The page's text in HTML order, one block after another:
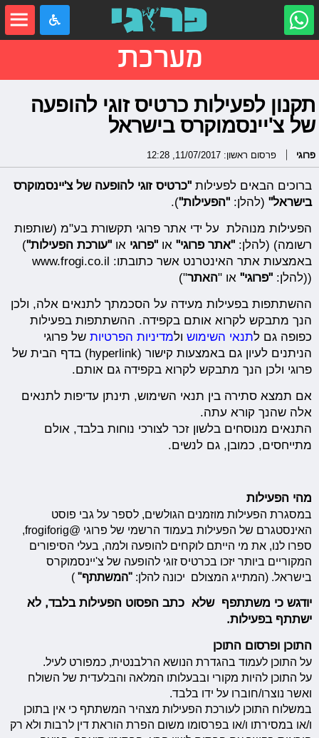
מערכת
תקנון לפעילות כרטיס זוגי להופעה
של צ'יינסמוקרס בישראל
פרוגי פרסום ראשון: 11/07/2017, 12:28
ברוכים הבאים לפעילות"כרטיס זוגי להופעה של צ'יינסמוקרס
בישראל" (להלן:"הפעילות").
הפעילות מנוהלת על ידי אתר פרוגי תקשורת בע"מ (שותפות
רשומה) (להלן:"אתר פרוגי" או "פרוגי או "עורכת הפעילות"
)
באמצעות אתר האינטרנט אשר כתובתו: www.frogi.co.il
((להלן:"פרוגי" או "האתר")
ההשתתפות בפעילות מעידה על הסכמתך לתנאים אלה, ולכן
הנך מתבקש לקרוא אותם בקפידה. ההשתתפות בפעילות
כפופה גם לתנאי השימוש ולמדיניות הפרטיות של פרוגי
הניתנים לעיון גם באמצעות קישור (hyperlink) בדף הבית של
פרוגי ולכן הנך מתבקש לקרוא בקפידה גם אותם.
אם תמצא סתירה בין תנאי השימוש, תינתן עדיפות לתנאים
אלה שהנך קורא עתה.
התנאים מנוסחים בלשון זכר לצורכי נוחות בלבד, אולם
מתייחסים, כמובן, גם לנשים.
מהי הפעילות
במסגרת הפעילות מוזמנים הגולשים, לספר על גבי פוסט
האינסטגרם של הפעילות בעמוד הרשמי של פרוגי @frogiforig,
ספרו לנו, את מי הייתם לוקחים להופעה ולמה, בעלי הסיפורים
המקוריים ביותר יזכו בכרטיס זוגי להופעה של צ'יינסמוקרס
בישראל. (המתייג המצולם יכונה להלן:"המשתתף" )
יודגש כי משתתפף שלא כתב הפסוט הפעילות בלבד, לא
ישתתף בפעילות.
התוכן ופרסום התוכן
על התוכן לעמוד בהגדרת הנושא הרלבנטית, כמפורט לעיל.
על התוכן להיות מקורי ובבעלותו המלאה והבלעדית של השולח
ואשר נוצרו/חוברו על ידו בלבד.
במשלוח התוכן לעורכת הפעילות מצהיר המשתתף כי אין בתוכן
ו/או במסירתו ו/או בפרסומו משום הפרת הוראת דין לרבות ולא רק